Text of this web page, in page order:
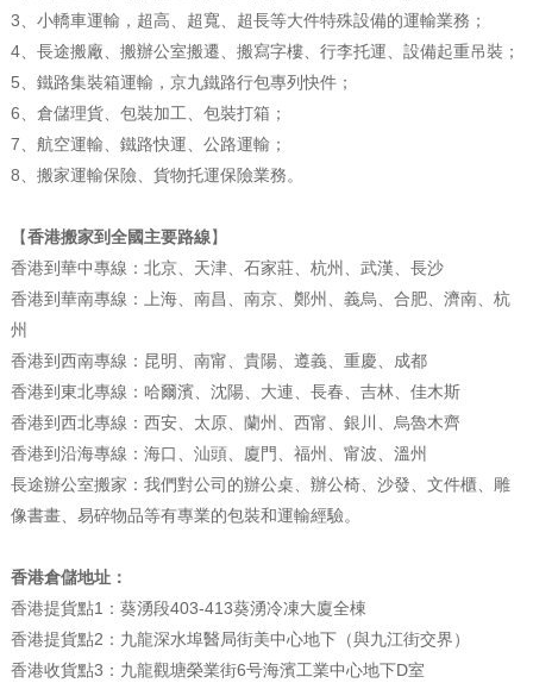
3、小轎車運輸，超高、超寬、超長等大件特殊設備的運輸業務；
4、長途搬廠、搬辦公室搬遷、搬寫字樓、行李托運、設備起重吊裝；
5、鐵路集裝箱運輸，京九鐵路行包專列快件；
6、倉儲理貨、包裝加工、包裝打箱；
7、航空運輸、鐵路快運、公路運輸；
8、搬家運輸保險、貨物托運保險業務。
【香港搬家到全國主要路線】
香港到華中專線：北京、天津、石家莊、杭州、武漢、長沙
香港到華南專線：上海、南昌、南京、鄭州、義烏、合肥、濟南、杭
州
香港到西南專線：昆明、南甯、貴陽、遵義、重慶、成都
香港到東北專線：哈爾濱、沈陽、大連、長春、吉林、佳木斯
香港到西北專線：西安、太原、蘭州、西甯、銀川、烏魯木齊
香港到沿海專線：海口、汕頭、廈門、福州、甯波、溫州
長途辦公室搬家：我們對公司的辦公桌、辦公椅、沙發、文件櫃、雕
像書畫、易碎物品等有專業的包裝和運輸經驗。
香港倉儲地址：
香港提貨點1：葵湧段403-413葵湧冷凍大廈全棟
香港提貨點2：九龍深水埠醫局街美中心地下（與九江街交界）
香港收貨點3：九龍觀塘榮業街6号海濱工業中心地下D室